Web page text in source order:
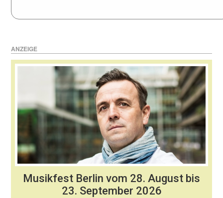
ANZEIGE
Musikfest Berlin vom 28. August bis
23. September 2026